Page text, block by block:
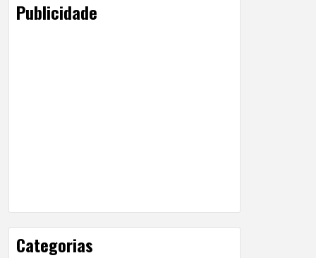
Publicidade
Categorias